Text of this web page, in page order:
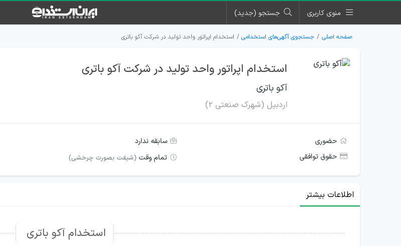
منوی کاربری جستجو (جدید)
صفحه اصلی جستجوی آگهی‌های استخدامی استخدام اپراتور واحد تولید در شرکت آکو باتری
استخدام اپراتور واحد تولید در شرکت آکو باتری
آکو باتری
اردبیل (شهرک صنعتی ۲)
حضوری
سابقه ندارد
حقوق توافقی
تمام وقت (شیفت بصورت چرخشی)
اطلاعات بیشتر
استخدام آکو باتری